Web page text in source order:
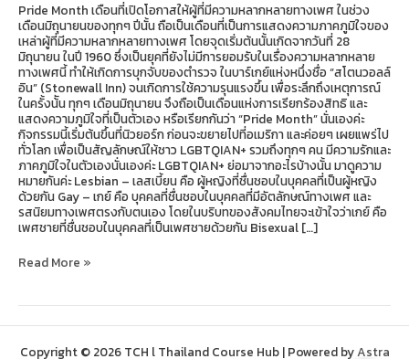
Pride Month เดือนที่เปิดโอกาสให้ผู้ที่มีความหลากหลายทางเพศ ในช่วง
เดือนมิถุนายนของทุกๆ ปีนั้น ถือเป็นเดือนที่เป็นการแสดงความภาคภูมิใจของ
เหล่าผู้ที่มีความหลากหลายทางเพศ โดยจุดเริ่มต้นนั้นเกิดจากวันที่ 28
มิถุนายน ในปี 1960 ซึ่งเป็นยุคที่ยังไม่มีการยอมรับในเรื่องความหลากหลาย
ทางเพศนี้ ทำให้เกิดการบุกจับของตำรวจ ในบาร์เกย์แห่งหนึ่งชื่อ “สโตนวอลล์
อิน” (Stonewall Inn) จนเกิดการใช้ความรุนแรงขึ้น เพื่อระลึกถึงเหตุการณ์
ในครั้งน้ัน ทุกๆ เดือนมิถุนายน จึงถือเป็นเดือนแห่งการเรียกร้องสิทธิ และ
แสดงความภูมิใจที่เป็นตัวเอง หรือเรียกกันว่า “Pride Month” นั่นเองค่ะ
กิจกรรมนี้เริ่มต้นขึ้นที่นิวยอร์ก ก่อนจะขยายไปที่อเมริกา และค่อยๆ เผยแพร่ไป
ทั่วโลก เพื่อเป็นสัญลักษณ์ให้ชาว LGBTQIAN+ รวมถึงทุกๆ คน มีความรักและ
ภาคภูมิใจในตัวเองนั่นเองค่ะ LGBTQIAN+ ย่อมาจากอะไรบ้างนั้น มาดูความ
หมายกันค่ะ Lesbian – เลสเบี้ยน คือ ผู้หญิงที่ชื่นชอบในบุคคลที่เป็นผู้หญิง
ด้วยกัน Gay – เกย์ คือ บุคคลที่ชื่นชอบในบุคคลที่มีอัตลักษณ์ทางเพศ และ
รสนิยมทางเพศตรงกับตนเอง โดยในบริบทของสังคมไทยจะเข้าใจว่าเกย์ คือ
เพศชายที่ชื่นชอบในบุคคลที่เป็นเพศชายด้วยกัน Bisexual […]
Read More »
Copyright © 2026 TCH l Thailand Course Hub | Powered byAstra